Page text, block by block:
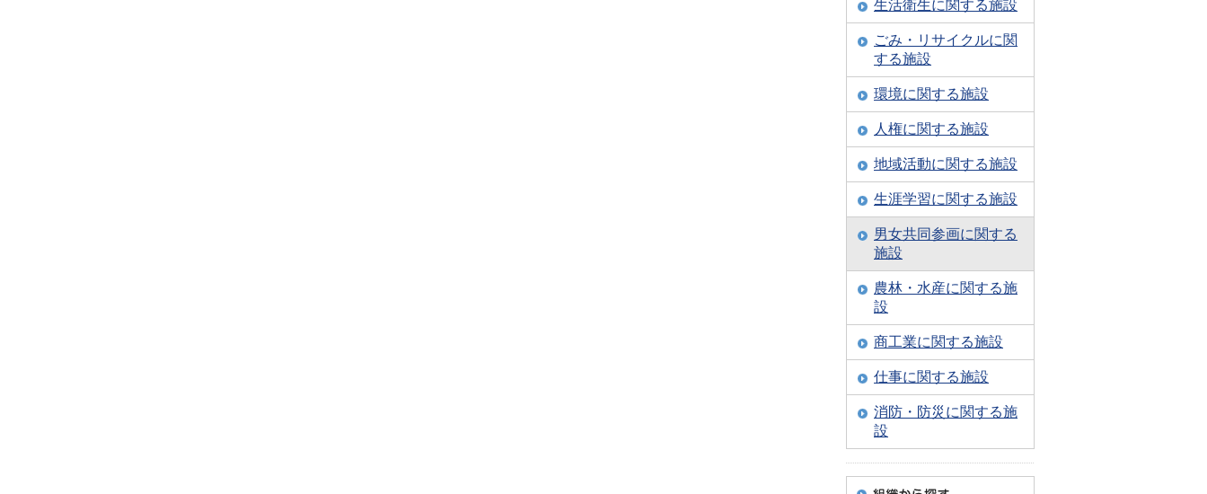
生活衛生に関する施設
ごみ・リサイクルに関
する施設
環境に関する施設
人権に関する施設
地域活動に関する施設
生涯学習に関する施設
男女共同参画に関する
施設
農林・水産に関する施
設
商工業に関する施設
仕事に関する施設
消防・防災に関する施
設